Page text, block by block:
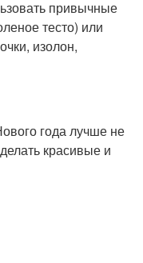
привычные
тесто) или
изолон,
года лучше не
красивые и